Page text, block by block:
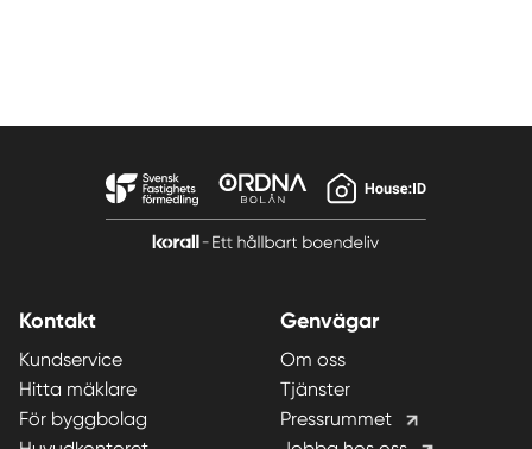
Kontakt
Kundservice
Hitta mäklare
För byggbolag
Genvägar
Om oss
Tjänster
Pressrummet